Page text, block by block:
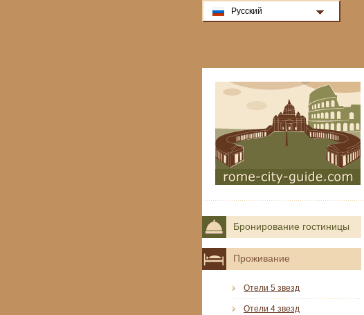
Бронирование гостиницы
Проживание
Отели 5 звезд
Отели 4 звезд
Русский